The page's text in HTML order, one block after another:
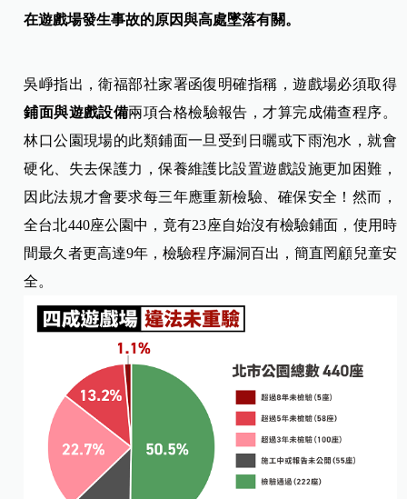
在遊戲場發生事故的原因與高處墜落有關。
吳崢指出，衛福部社家署函復明確指稱，遊戲場必須取得
鋪面與遊戲設備兩項合格檢驗報告，才算完成備查程序。
林口公園現場的此類鋪面一旦受到日曬或下雨泡水，就會
硬化、失去保護力，保養維護比設置遊戲設施更加困難，
因此法規才會要求每三年應重新檢驗、確保安全！然而，
全台北440座公園中，竟有23座自始沒有檢驗鋪面，使用時
間最久者更高達9年，檢驗程序漏洞百出，簡直罔顧兒童安
全。